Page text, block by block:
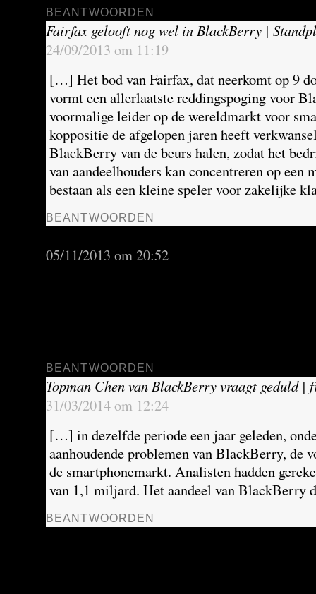
BEANTWOORDEN
Fairfax gelooft nog wel in BlackBerry |
24/09/2013 om 11:19
[…] Het bod van Fairfax, dat neerkomt op 9
vormt een allerlaatste reddingspoging voor
voormalige leider op de wereldmarkt voor
koppositie de afgelopen jaren heeft
BlackBerry van de beurs halen, zodat het
van aandeelhouders kan concentreren op een
bestaan als een kleine speler voor zakelijke
BEANTWOORDEN
05/11/2013 om 20:52
BEANTWOORDEN
Topman Chen van BlackBerry vraagt geduld |
31/03/2014 om 12:24
[…] in dezelfde periode een jaar geleden,
aanhoudende problemen van BlackBerry, de
de smartphonemarkt. Analisten hadden
van 1,1 miljard. Het aandeel van
BEANTWOORDEN